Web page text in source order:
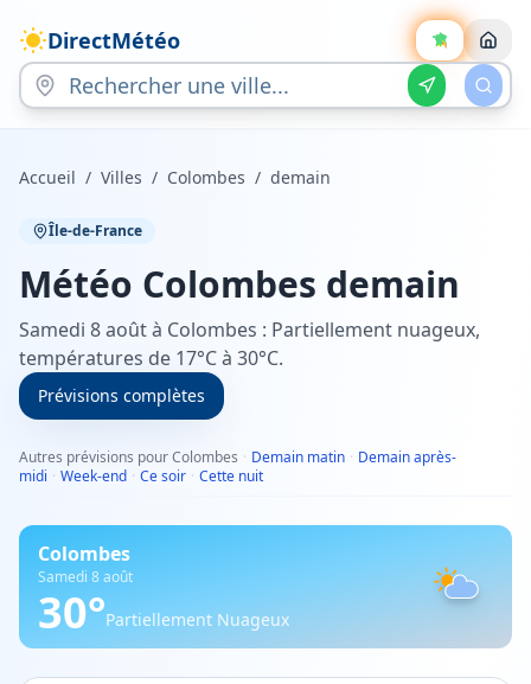
DirectMétéo
Accueil / Villes / Colombes / demain
Île-de-France
Météo Colombes demain
Samedi 8 août à Colombes : Partiellement nuageux,
températures de 17°C à 30°C.
Prévisions complètes
Autres prévisions pour Colombes · Demain matin · Demain après-
midi · Week-end · Ce soir · Cette nuit
Colombes
Samedi 8 août
30°Partiellement Nuageux